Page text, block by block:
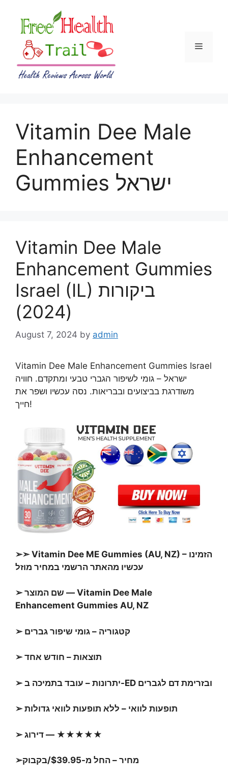
content
Menu
Vitamin Dee Male
Enhancement
Gummies ישראל
Vitamin Dee Male
Enhancement Gummies
Israel (IL) ביקורות
(2024)
August 7, 2024 by admin
Vitamin Dee Male Enhancement Gummies Israel
ישראל – גומי לשיפור הגברי טבעי ומתקדם. חוויה
משודרגת בביצועים ובבריאות. נסה עכשיו ושפר את
חייך!
➢➣ Vitamin Dee ME Gummies (AU, NZ) – הזמינו
עכשיו מהאתר הרשמי במחיר מוזל
➢ שם המוצר — Vitamin Dee Male
Enhancement Gummies AU, NZ
➢ קטגוריה – גומי שיפור גברים
➢ תוצאות – חודש אחד
➢ יתרונות – עובד בתמיכה ב-ED ובזרימת דם לגברים
➢ תופעות לוואי – ללא תופעות לוואי גדולות
➢ דירוג — ★★★★★
➢מחיר – החל מ-$39.95/בקבוק